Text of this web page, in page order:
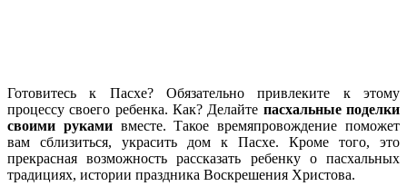
Готовитесь к Пасхе? Обязательно привлеките к этому
процессу своего ребенка. Как? Делайте пасхальные поделки
своими рукамивместе. Такое времяпровождение поможет
вам сблизиться, украсить дом к Пасхе. Кроме того, это
прекрасная возможность рассказать ребенку о пасхальных
традициях, истории праздника Воскрешения Христова.